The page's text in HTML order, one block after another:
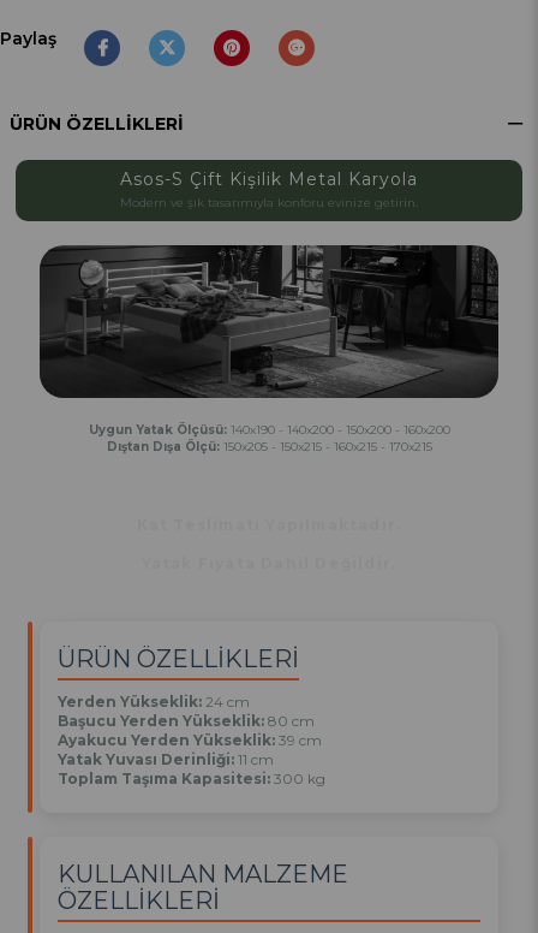
Paylaş
ÜRÜN ÖZELLIKLERI
Asos-S Çift Kişilik Metal Karyola
Modern ve şık tasarımıyla konforu evinize getirin.
Uygun Yatak Ölçüsü:140x190 - 140x200 - 150x200 - 160x200
Dıştan Dışa Ölçü:150x205 - 150x215 - 160x215 - 170x215
ÜRÜN ÖZELLİKLERİ
Yerden Yükseklik: 24 cm
Başucu Yerden Yükseklik: 80 cm
Ayakucu Yerden Yükseklik: 39 cm
Yatak Yuvası Derinliği: 11 cm
Toplam Taşıma Kapasitesi: 300 kg
KULLANILAN MALZEME
ÖZELLİKLERİ